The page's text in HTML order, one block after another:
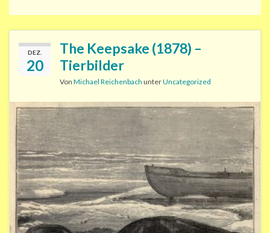
DEZ.
20
The Keepsake (1878) –
Tierbilder
Von Michael Reichenbach unterUncategorized